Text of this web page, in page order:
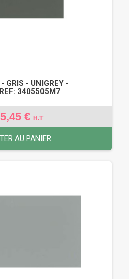
GRIS - UNIGREY -
3405505M7
€ H.T
AU PANIER